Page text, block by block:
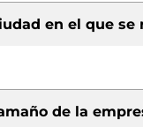
en el que se
de la